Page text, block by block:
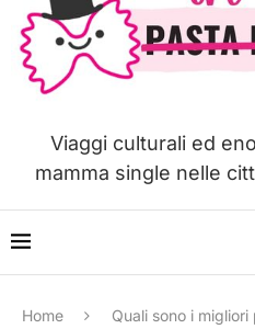
Viaggi culturali ed
mamma single nelle
Home
Quali sono i